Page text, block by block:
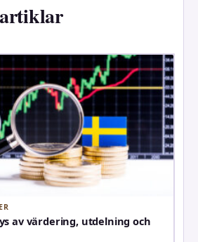
av värdering, utdelning och